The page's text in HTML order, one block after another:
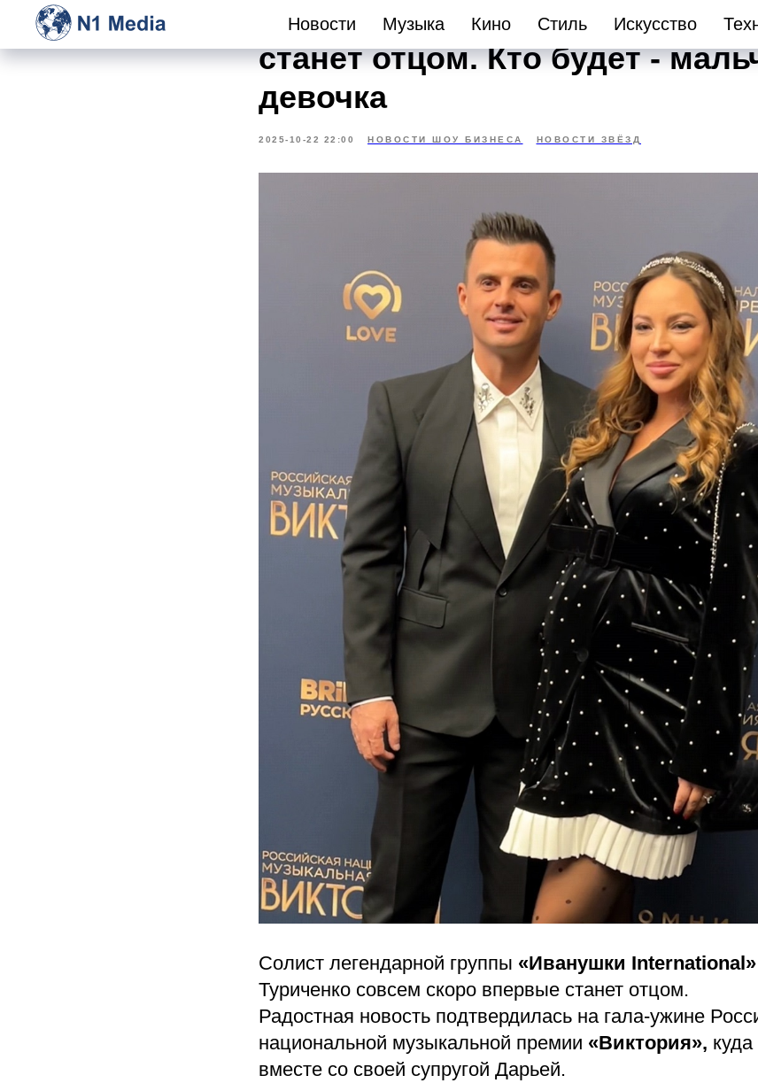
Новости Музыка Кино Стиль Искусство
42-летний Кирилл Туриченко
станет отцом. Кто будет -
девочка
2025-10-22 22:00 НОВОСТИ ШОУ БИЗНЕСА НОВОСТИ ЗВЁЗД
Солист легендарной группы «Иванушки International»
Туриченко совсем скоро впервые станет отцом.
Радостная новость подтвердилась на гала-ужине
национальной музыкальной премии «Виктория»,
вместе со своей супругой Дарьей.